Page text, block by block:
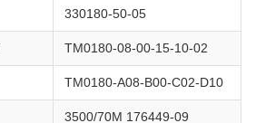
330180-50-05
TM0180-08-00-15-10-02
TM0180-A08-B00-C02-D10
3500/70M 176449-09